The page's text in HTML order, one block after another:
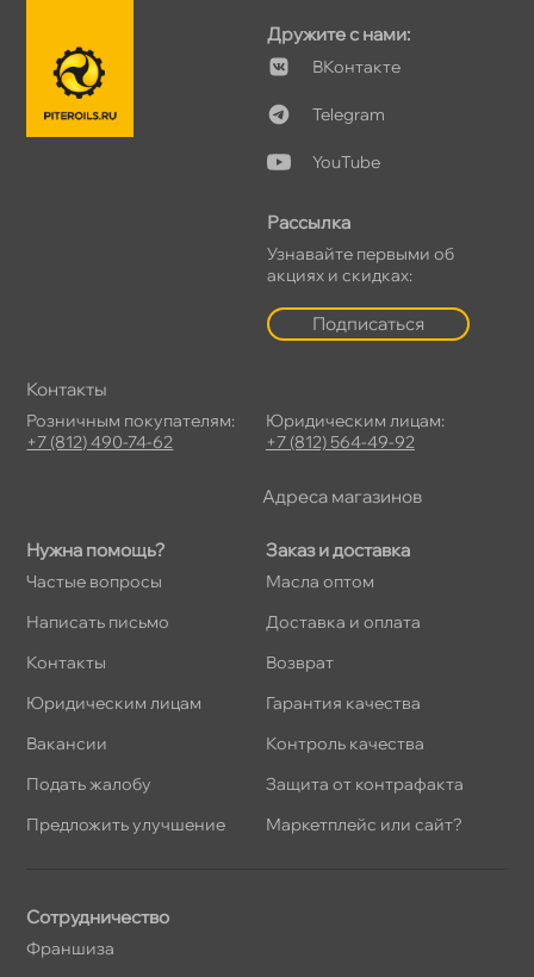
Нужна помощь?
Частые вопросы
Написать письмо
Контакты
Юридическим лицам
акансии
Подать жалобу
Предложить улучшение
Заказ и доставка
Масла оптом
Доставка и оплата
озврат
Гарантия качества
Контроль качества
Защита от контрафакта
Маркетплейс или сайт?
Дружите с нами:
Контакте
Telegram
YouTube
Рассылка
Узнавайте первыми о
акциях и скидках:
Подписаться
Сотрудничество
Франшиза
Контакты
Розничным покупателям:
+7 (812) 490-74-62
Юридическим лицам:
+7 (812) 564-49-92
Адреса магазино